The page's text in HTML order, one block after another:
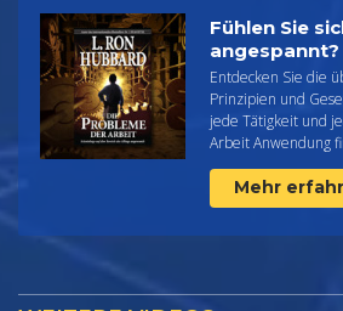
Fühlen Sie
angespannt?
Entdecken Sie die
Prinzipien und
jede Tätigkeit und
Arbeit Anwendung
Mehr